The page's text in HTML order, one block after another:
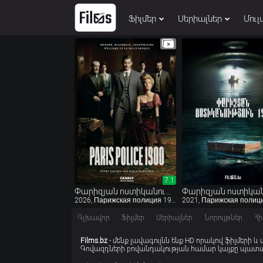
Ֆիլմեր Սերիալներ
7.1
7.1
Գլխավոր Ֆիլմեր Սերիալներ Նորույթներ
Films.bz - մենք լավագույնն ենք HD որակով ֆիլմերի
Գովազդների բովանդակության համար կայքը